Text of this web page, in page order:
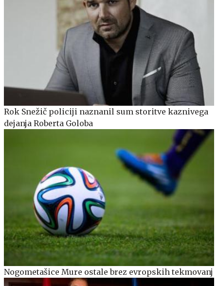
Rok Snežič policiji naznanil sum storitve kaznivega
dejanja Roberta Goloba
Nogometašice Mure ostale brez evropskih tekmovanj